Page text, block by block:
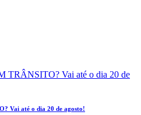
Vai até o dia 20 de agosto!